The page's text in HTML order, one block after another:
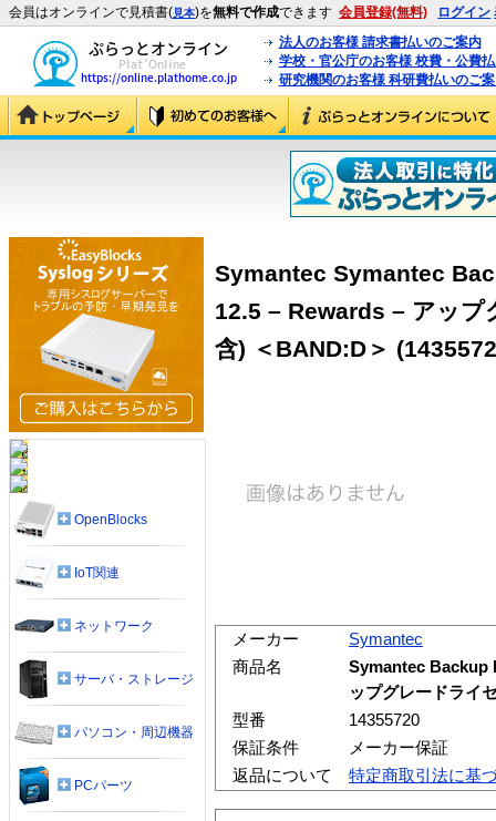
会員はオンラインで見積書(見本)を無料で作成できます 会員登録(無料) ログイン
法人のお客様 請求書払いのご案内
学校・官公庁のお客様 校費・公費
研究機関のお客様 科研費払いのご
Symantec Symantec
12.5 – Rewards – アップ
含) ＜BAND:D＞
メーカー
Symantec
商品名
Symantec Backup
ップグレードライ
型番
14355720
保証条件
メーカー保証
返品について
特定商取引法に基
OpenBlocks
IoT関連
ネットワーク
サーバ・ストレージ
パソコン・周辺機器
PCパーツ